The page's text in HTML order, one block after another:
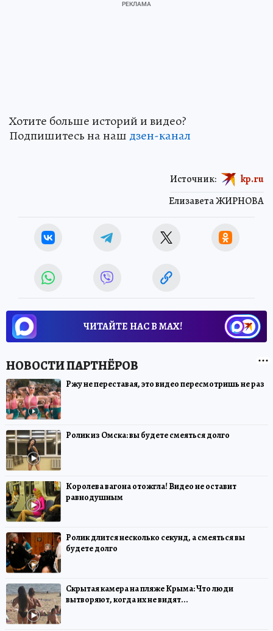
Хотите больше историй и видео?
Подпишитесь на наш дзен-канал
Елизавета ЖИРНОВА
Источник: kp.ru
ЧИТАЙТЕ НАС В МАХ!
Ржу не переставая, это видео пересмотришь не раз
Ролик из Омска: вы будете смеяться долго
Королева вагона отожгла! Видео не оставит
равнодушным
Ролик длится несколько секунд, а смеяться вы
будете долго
Скрытая камера на пляже Крыма: Что люди
вытворяют, когда их не видят...